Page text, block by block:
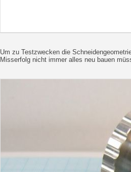
Um zu Testzwecken die
Misserfolg nicht immer alles neu bauen